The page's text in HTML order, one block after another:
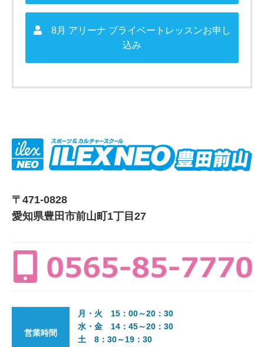
8月 アリーナ プライベートレッスンお申し
込み
〒471-0828
愛知県豊田市前山町1丁目27
営業時間
月・火 15：00～20：30
水・金 14：45～20：30
土 8：30～19：30